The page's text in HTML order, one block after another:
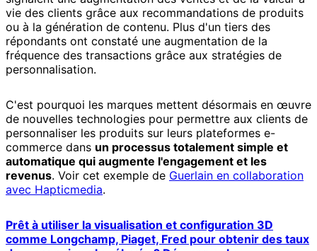
vie des clients grâce aux recommandations de produits
ou à la génération de contenu. Plus d'un tiers des
répondants ont constaté une augmentation de la
fréquence des transactions grâce aux stratégies de
personnalisation.
C'est pourquoi les marques mettent désormais en œuvre
de nouvelles technologies pour permettre aux clients de
personnaliser les produits sur leurs plateformes e-
commerce dans un processus totalement simple et
automatique qui augmente l'engagement et les
revenus. Voir cet exemple de Guerlain en collaboration
avec Hapticmedia.
Prêt à utiliser la visualisation et configuration 3D
comme Longchamp, Piaget, Fred pour obtenir des taux